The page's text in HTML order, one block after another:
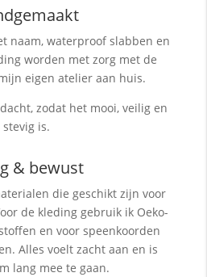
naam, waterproof slabbenen
worden met zorg met de
eigen atelier aan huis.
zodat het mooi, veilig en
stevig is.
& bewust
die geschikt zijn voor
de kleding gebruik ik Oeko-
en voor speenkoorden
Alles voelt zacht aan en is
lang mee te gaan.